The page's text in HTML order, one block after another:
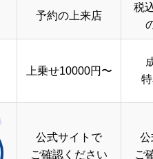
予約の上来店
税
上乗せ10000円〜
公式サイトで
ご確認ください
公
ご